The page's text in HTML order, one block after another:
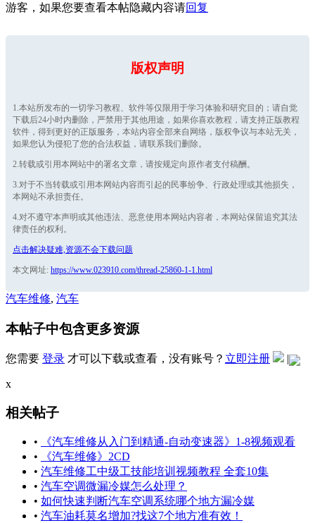
游客，如果您要查看本帖隐藏内容请回复
版权声明
1.本站所发布的一切学习教程、软件等仅限用于学习体验和研究目的；请自觉
下载后24小时内删除，严禁用于其他用途，如果你喜欢教程，请支持正版教程
软件，得到更好的正版服务，本站内容全部来自网络，版权争议与本站无关，
如果您认为侵犯了您的合法权益，请联系我们删除。
2.转载或引用本网站中的署名文章，请按规定向原作者支付稿酬。
3.对于不当转载或引用本网站内容而引起的民事纷争、行政处理或其他损失，
本网站不承担责任。
4.对不遵守本声明或其他违法、恶意使用本网站内容者，本网站保留追究其法
律责任的权利。
点击解决疑难,资源不会下载问题
本文网址: https://www.023910.com/thread-25860-1-1.html
汽车维修, 汽车
本帖子中包含更多资源
您需要 登录 才可以下载或查看，没有账号？ 立即注册 |
x
相关帖子
•
《汽车维修从入门到精通-自动变速器》1-8视频观看
•
《汽车维修》2CD
• 汽车维修工中级工技能培训视频教程 全套10集
• 汽车空调微漏冷媒怎么处理？
• 如何快速判断汽车空调系统哪个地方漏冷媒
• 汽车油耗莫名增加?找这7个地方准有效！